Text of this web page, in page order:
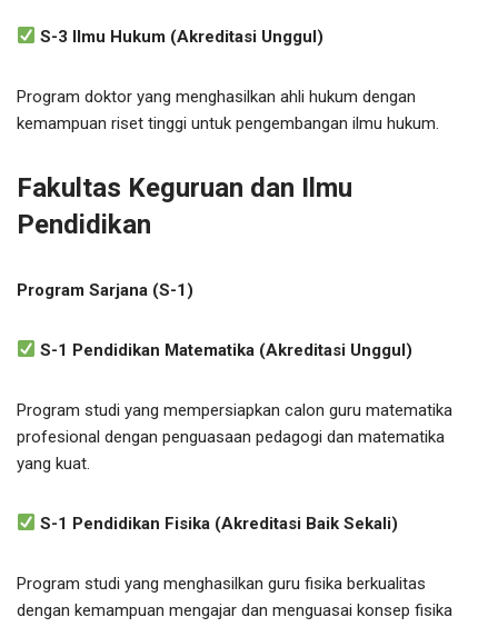
S-3 Ilmu Hukum (Akreditasi Unggul)
Program doktor yang menghasilkan ahli hukum dengan
kemampuan riset tinggi untuk pengembangan ilmu hukum.
Fakultas Keguruan dan Ilmu
Pendidikan
Program Sarjana (S-1)
S-1 Pendidikan Matematika (Akreditasi Unggul)
Program studi yang mempersiapkan calon guru matematika
profesional dengan penguasaan pedagogi dan matematika
yang kuat.
S-1 Pendidikan Fisika (Akreditasi Baik Sekali)
Program studi yang menghasilkan guru fisika berkualitas
dengan kemampuan mengajar dan menguasai konsep fisika